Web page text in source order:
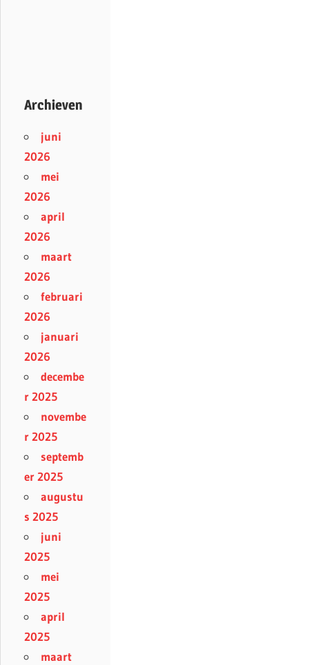
Archieven
juni
2026
mei
2026
april
2026
maart
2026
februari
2026
januari
2026
decembe
r 2025
novembe
r 2025
septemb
er 2025
augustu
s 2025
juni
2025
mei
2025
april
2025
maart